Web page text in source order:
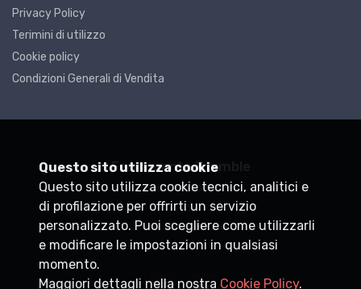
Privacy Policy
Terimini di utilizzo
Cookie policy
Condizioni Generali di Vendita
Ferramenta Xtumble
P.IVADEMO0000000
+39
info@xtumble.com
Questo sito utilizza cookie
Questo sito utilizza cookie tecnici, analitici e
di profilazione per offrirti un servizio
personalizzato. Puoi scegliere come utilizzarli
e modificare le impostazioni in qualsiasi
momento.
Maggiori dettagli nella nostra Cookie Policy.